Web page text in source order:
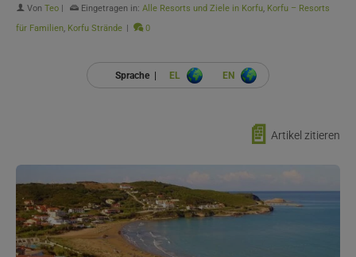
Von Teo Eingetragen in: Alle Resorts und Ziele in Korfu, Korfu – Resorts
für Familien, Korfu Strände 0
Sprache | EL EN
📄 Artikel zitieren